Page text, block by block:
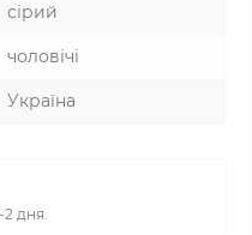
сірий
чоловічі
Україна
2 дня.